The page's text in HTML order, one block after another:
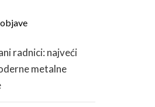
radnici: najveći
metalne